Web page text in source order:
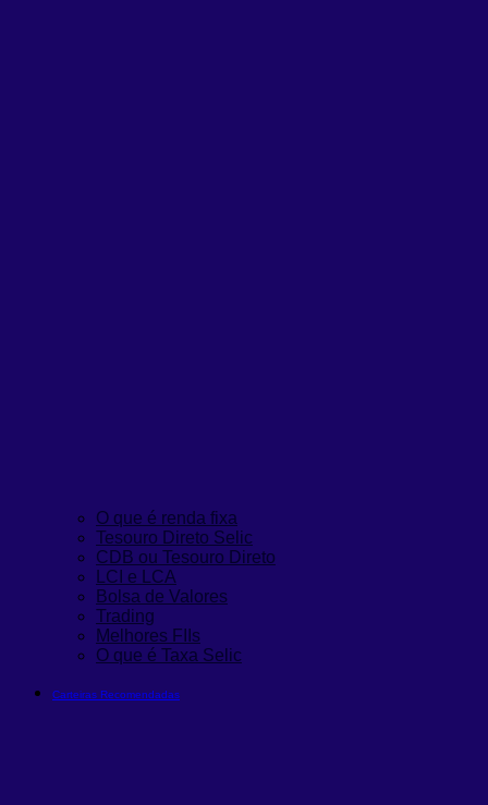
O que é renda fixa
Tesouro Direto Selic
CDB ou Tesouro Direto
LCI e LCA
Bolsa de Valores
Trading
Melhores FIIs
O que é Taxa Selic
Carteiras Recomendadas